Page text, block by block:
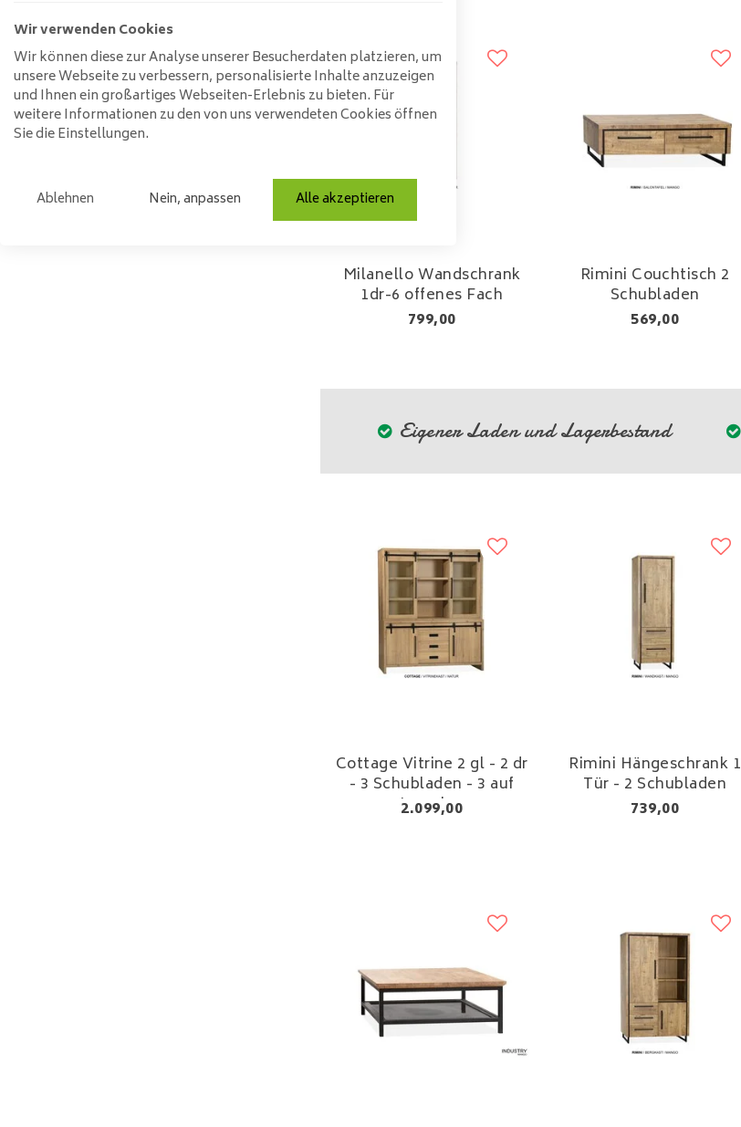
Milanello Wandschrank
1dr-6 offenes Fach
799,00
Rimini Couchtisch 2
Schubladen
569,00
Eigener Laden und Lagerbestand
Cottage Vitrine 2 gl - 2 dr
- 3 Schubladen - 3 auf
Lamulux
2.099,00
Rimini Hängeschrank 1
Tür - 2 Schubladen
739,00
Wir verwenden Cookies
Wir können diese zur Analyse unserer Besucherdaten platzieren, um
unsere Webseite zu verbessern, personalisierte Inhalte anzuzeigen
und Ihnen ein großartiges Webseiten-Erlebnis zu bieten. Für
weitere Informationen zu den von uns verwendeten Cookies öffnen
Sie die Einstellungen.
Ablehnen Nein, anpassen Alle akzeptieren